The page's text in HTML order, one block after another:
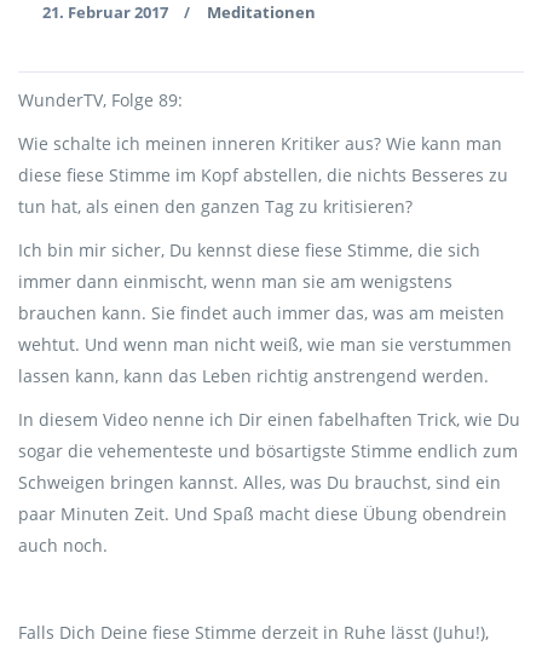
21. Februar 2017 / Meditationen
WunderTV, Folge 89:
Wie schalte ich meinen inneren Kritiker aus? Wie kann man
diese fiese Stimme im Kopf abstellen, die nichts Besseres zu
tun hat, als einen den ganzen Tag zu kritisieren?
Ich bin mir sicher, Du kennst diese fiese Stimme, die sich
immer dann einmischt, wenn man sie am wenigstens
brauchen kann. Sie findet auch immer das, was am meisten
wehtut. Und wenn man nicht weiß, wie man sie verstummen
lassen kann, kann das Leben richtig anstrengend werden.
In diesem Video nenne ich Dir einen fabelhaften Trick, wie Du
sogar die vehementeste und bösartigste Stimme endlich zum
Schweigen bringen kannst. Alles, was Du brauchst, sind ein
paar Minuten Zeit. Und Spaß macht diese Übung obendrein
auch noch.
Falls Dich Deine fiese Stimme derzeit in Ruhe lässt (Juhu!),